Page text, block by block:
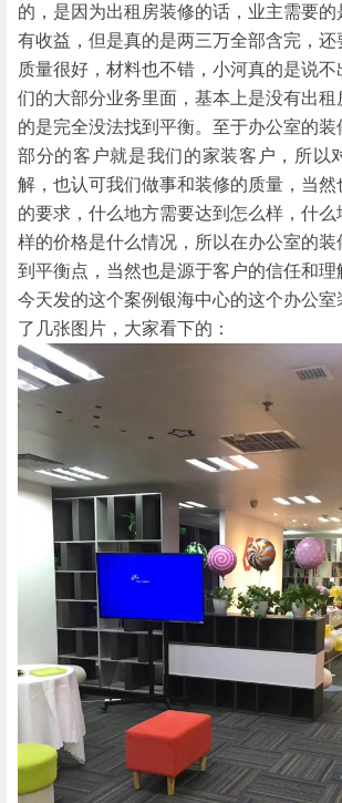
的，是因为出租房装修的话，业主需要的
有收益，但是真的是两三万全部含完，还
质量很好，材料也不错，小河真的是说
们的大部分业务里面，基本上是没有出
的是完全没法找到平衡。至于办公室的
部分的客户就是我们的家装客户，所以
解，也认可我们做事和装修的质量，当然
的要求，什么地方需要达到怎么样，什
样的价格是什么情况，所以在办公室的
到平衡点，当然也是源于客户的信任和理
今天发的这个案例银海中心的这个办公室
了几张图片，大家看下的：